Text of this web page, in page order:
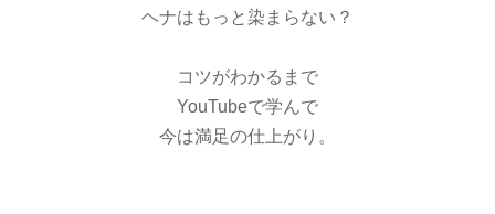
ヘナはもっと染まらない？
コツがわかるまで
YouTubeで学んで
今は満足の仕上がり。